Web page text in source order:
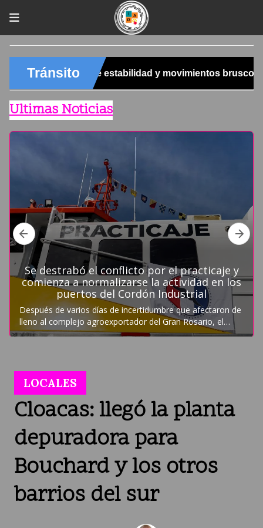
Ultimas Noticias
Cloacas: llegó la planta
depuradora para
Bouchard y los otros
barrios del sur
LOCALES